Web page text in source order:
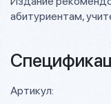
абитуриентам,
Артикул: